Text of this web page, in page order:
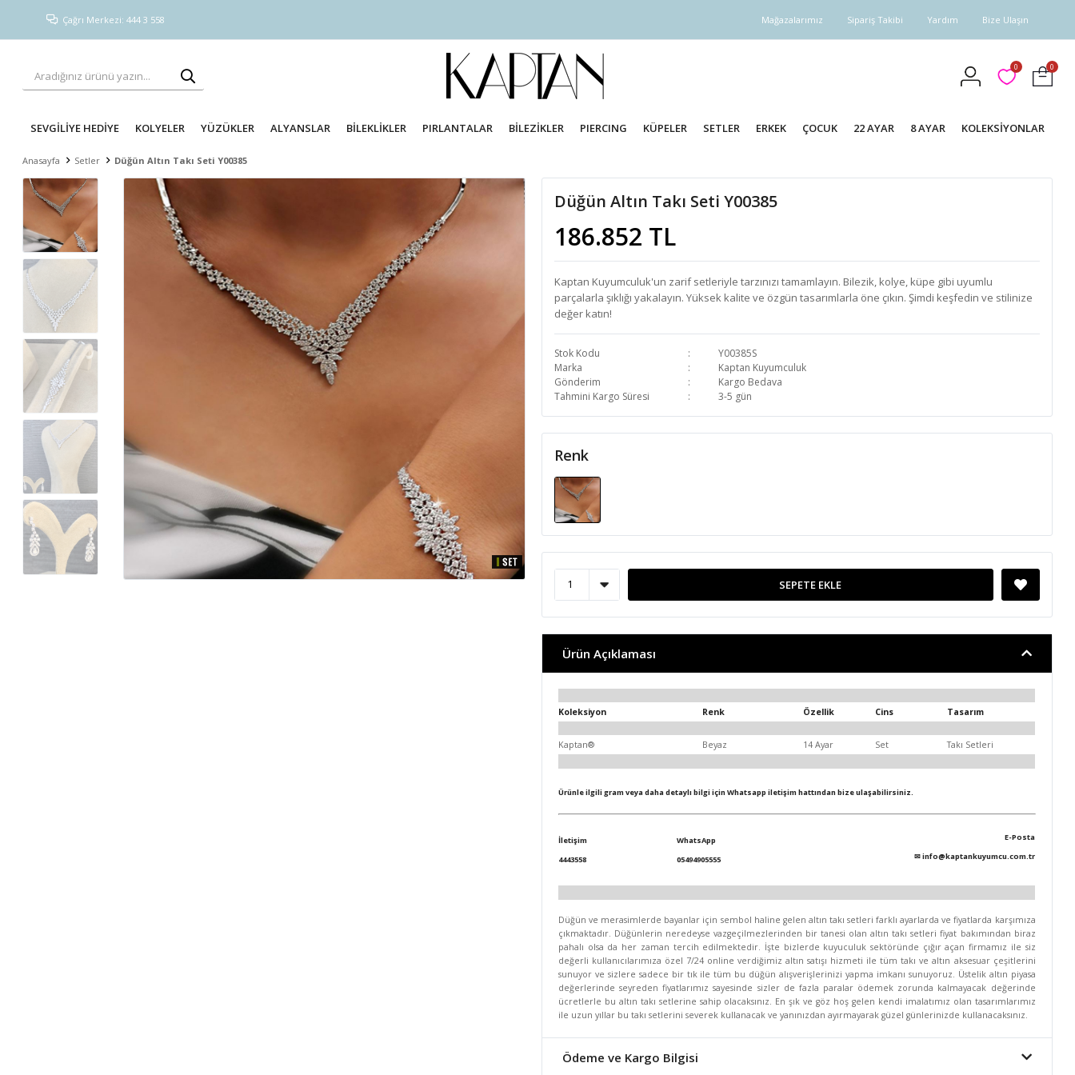
Çağrı Merkezi: 444 3 558 Mağazalarımız Sipariş Takibi Yardım Bize Ulaşın
0 0
SEVGİLİYE HEDİYE KOLYELER YÜZÜKLER ALYANSLAR BİLEKLİKLER PIRLANTALAR BİLEZİKLER PIERCING KÜPELER SETLER ERKEK ÇOCUK 22 AYAR 8 AYAR KOLEKSİYONLAR
Anasayfa Setler Düğün Altın Takı Seti Y00385
Düğün Altın Takı Seti Y00385
186.852 TL
Kaptan Kuyumculuk'un zarif setleriyle tarzınızı tamamlayın. Bilezik, kolye, küpe gibi uyumlu
parçalarla şıklığı yakalayın. Yüksek kalite ve özgün tasarımlarla öne çıkın. Şimdi keşfedin ve stilinize
değer katın!
Stok Kodu
Y00385S
Marka
Kaptan Kuyumculuk
Gönderim
Kargo Bedava
Tahmini Kargo Süresi
3-5 gün
Renk
SEPETE EKLE
Ürün Açıklaması
Koleksiyon Renk Özellik Cins Tasarım
Kaptan® Beyaz 14 Ayar Set Takı Setleri
Ürünle ilgili gram veya daha detaylı bilgi için Whatsapp iletişim hattından bize ulaşabilirsiniz.
İletişim
4443558
WhatsApp
05494905555
E-Posta
✉info@kaptankuyumcu.com.tr
Düğün ve merasimlerde bayanlar için sembol haline gelen altın takı setleri farklı ayarlarda ve fiyatlarda karşımıza
çıkmaktadır. Düğünlerin neredeyse vazgeçilmezlerinden bir tanesi olan altın takı setleri fiyat bakımından biraz
pahalı olsa da her zaman tercih edilmektedir. İşte bizlerde kuyuculuk sektöründe çığır açan firmamız ile siz
değerli kullanıcılarımıza özel 7/24 online verdiğimiz altın satışı hizmeti ile tüm takı ve altın aksesuar çeşitlerini
sunuyor ve sizlere sadece bir tık ile tüm bu düğün alışverişlerinizi yapma imkanı sunuyoruz. Üstelik altın piyasa
değerlerinde seyreden fiyatlarımız sayesinde sizler de fazla paralar ödemek zorunda kalmayacak değerinde
ücretlerle bu altın takı setlerine sahip olacaksınız. En şık ve göz hoş gelen kendi imalatımız olan tasarımlarımız
ile uzun yıllar bu takı setlerini severek kullanacak ve yanınızdan ayırmayarak güzel günlerinizde kullanacaksınız.
Ödeme ve Kargo Bilgisi